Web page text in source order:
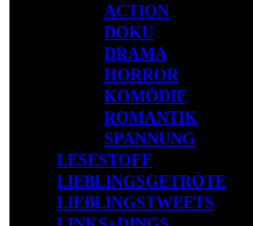
ACTION
DOKU
DRAMA
HORROR
KOMÖDIE
ROMANTIK
SPANNUNG
LESESTOFF
LIEBLINGSGETRÖTE
LIEBLINGSTWEETS